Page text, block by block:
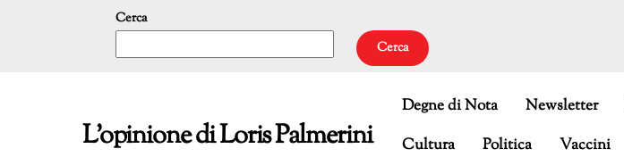
Cerca
Cerca
L'opinione di Loris Palmerini
Degne di Nota Newsletter
Cultura
Politica Vaccini